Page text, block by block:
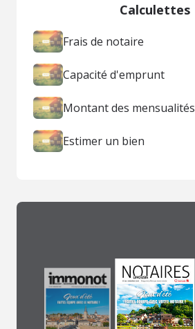
Calculettes
Frais de notaire
Capacité d'emprunt
Montant des mensualités
Estimer un bien